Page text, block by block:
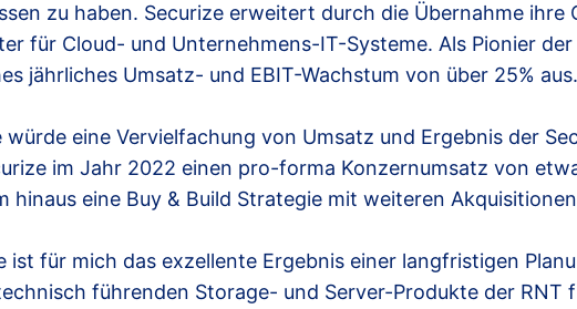
zu haben. Securize erweitert durch die Übernahme
für Cloud- und Unternehmens-IT-Systeme. Als Pionier
jährliches Umsatz- und EBIT-Wachstum von über 25% aus.
eine Vervielfachung von Umsatz und Ergebnis der
im Jahr 2022 einen pro-forma Konzernumsatz von
hinaus eine Buy & Build Strategie mit weiteren
ist für mich das exzellente Ergebnis einer langfristigen
führenden Storage- und Server-Produkte der